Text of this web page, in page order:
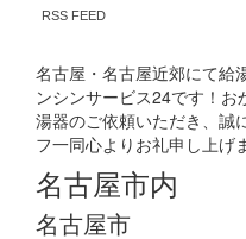
RSS FEED
名古屋・名古屋近郊にて給
ンシンサービス24です！
湯器のご依頼いただき、誠
フ一同心よりお礼申し上げ
名古屋市内
名古屋市